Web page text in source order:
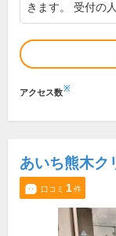
きます。 受付の人
アクセス数※
あいち熊木ク
口コミ 1件